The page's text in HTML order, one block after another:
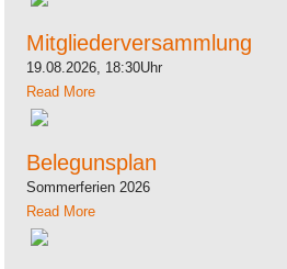
Mitgliederversammlung
19.08.2026, 18:30Uhr
Read More
Belegunsplan
Sommerferien 2026
Read More